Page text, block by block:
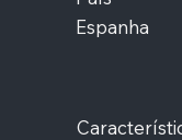
Espanha